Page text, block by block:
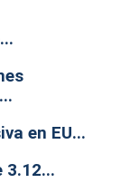
en EU...
3.12...